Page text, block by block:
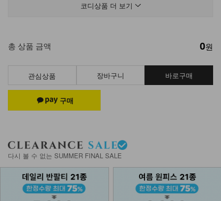
NKA52-AI-1/모던 라인 포인트 반지
_HJ
코디상품 더 보기
총 상품 금액 0원
관심상품 장바구니 바로구매
다시 볼 수 없는 SUMMER FINAL SALE